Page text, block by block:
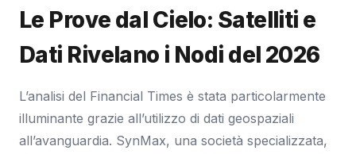
Le Prove dal Cielo: Satelliti e
Dati Rivelano i Nodi del 2026
L’analisi del Financial Times è stata particolarmente
illuminante grazie all’utilizzo di dati geospaziali
all’avanguardia. SynMax, una società specializzata,